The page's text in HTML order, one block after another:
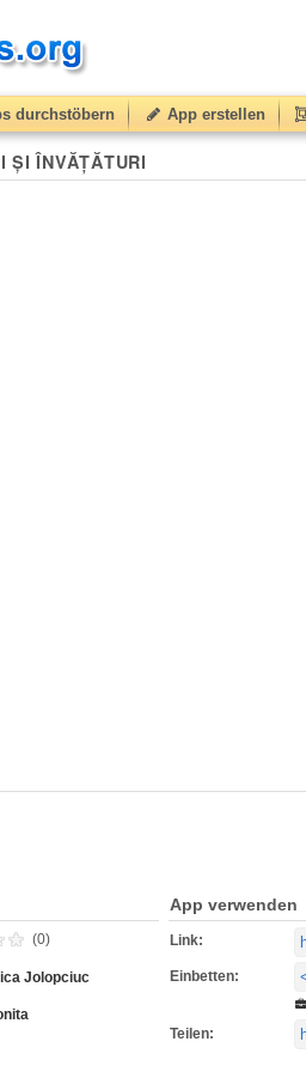
durchstöbern App erstellen
ȘI ÎNVĂȚĂTURI
(0)
Jolopciuc
App verwenden
Link:
Einbetten:
Teilen: